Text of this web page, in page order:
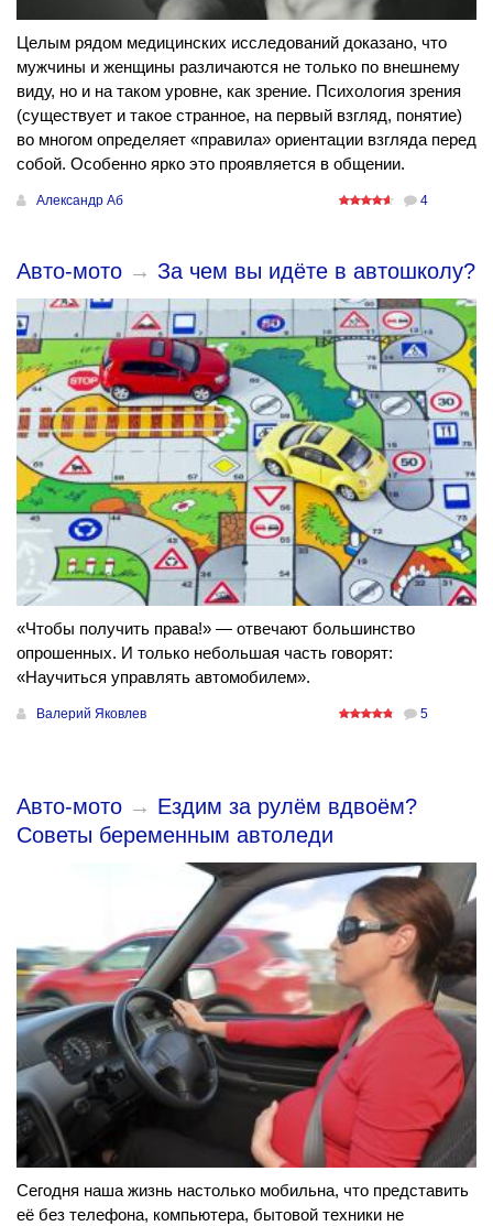
Целым рядом медицинских исследований доказано, что
мужчины и женщины различаются не только по внешнему
виду, но и на таком уровне, как зрение. Психология зрения
(существует и такое странное, на первый взгляд, понятие)
во многом определяет «правила» ориентации взгляда перед
собой. Особенно ярко это проявляется в общении.
Александр Аб 4
Авто-мото → За чем вы идёте в автошколу?
«Чтобы получить права!» — отвечают большинство
опрошенных. И только небольшая часть говорят:
«Научиться управлять автомобилем».
Валерий Яковлев 5
Авто-мото → Ездим за рулём вдвоём?
Советы беременным автоледи
Сегодня наша жизнь настолько мобильна, что представить
её без телефона, компьютера, бытовой техники не